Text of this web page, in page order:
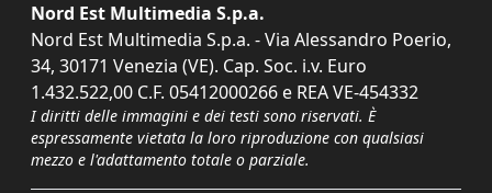
Nord Est Multimedia S.p.a.
Nord Est Multimedia S.p.a. - Via Alessandro Poerio,
34, 30171 Venezia (VE). Cap. Soc. i.v. Euro
1.432.522,00 C.F. 05412000266 e REA VE-454332
I diritti delle immagini e dei testi sono riservati. È
espressamente vietata la loro riproduzione con qualsiasi
mezzo e l'adattamento totale o parziale.